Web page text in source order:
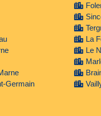
Germain
La
Le